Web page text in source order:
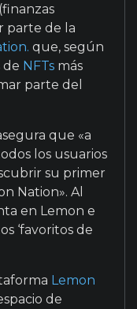
parte de la
que, según
de NFTs más
parte del
que «a
los usuarios
su primer
Nation». Al
en Lemon e
‘favoritos de
Lemon
de